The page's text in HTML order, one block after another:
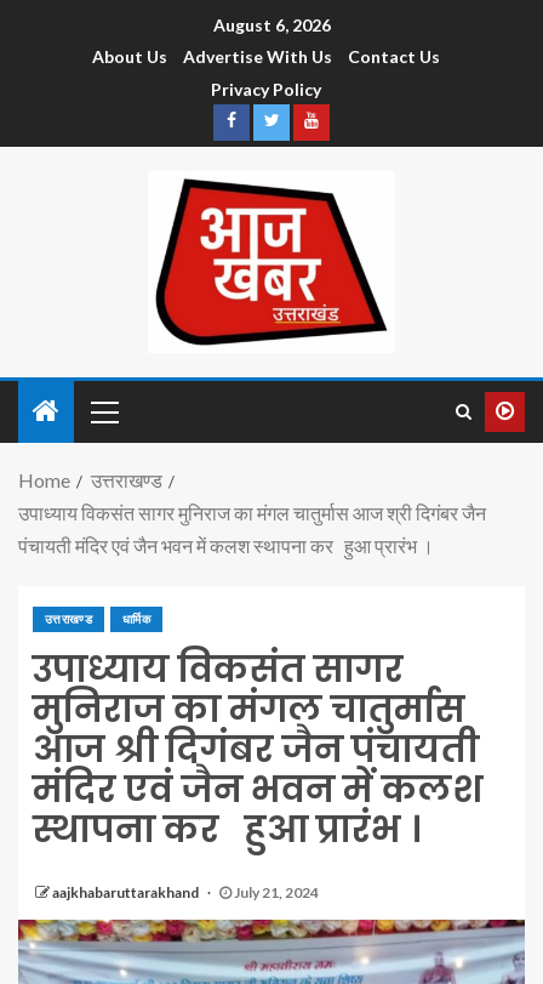
August 6, 2026
About Us
Advertise With Us
Contact Us
Privacy Policy
Home
उत्तराखण्ड
उपाध्याय विकसंत सागर मुनिराज का मंगल चातुर्मास आज श्री दिगंबर जैन
पंचायती मंदिर एवं जैन भवन में कलश स्थापना कर हुआ प्रारंभ ।
उत्तराखण्ड धार्मिक
उपाध्याय विकसंत सागर
मुनिराज का मंगल चातुर्मास
आज श्री दिगंबर जैन पंचायती
मंदिर एवं जैन भवन में कलश
स्थापना कर हुआ प्रारंभ ।
aajkhabaruttarakhand July 21, 2024